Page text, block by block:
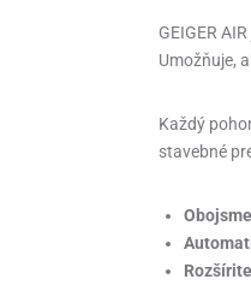
GEIGER
Umožňuje,
Každý
stavebné